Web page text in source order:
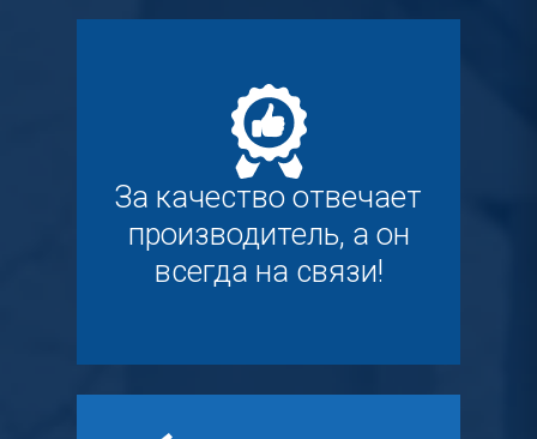
За качество отвечает
производитель, а он
всегда на связи!